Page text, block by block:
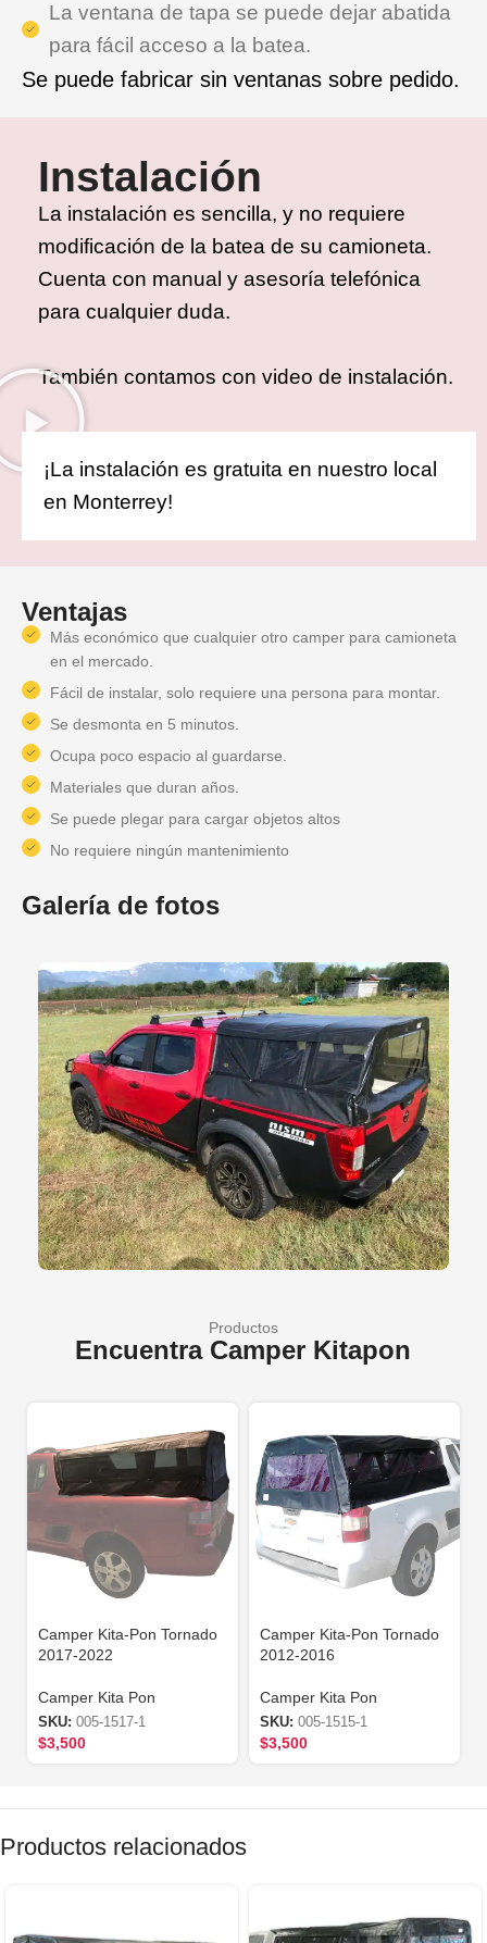
La ventana de tapa se puede dejar abatida
para fácil acceso a la batea.
Se puede fabricar sin ventanas sobre pedido.
Instalación
La instalación es sencilla, y no requiere
modificación de la batea de su camioneta.
Cuenta con manual y asesoría telefónica
para cualquier duda.
También contamos con video de instalación.
¡La instalación es gratuita en nuestro local
en Monterrey!
Ventajas
Más económico que cualquier otro camper para camioneta
en el mercado.
Fácil de instalar, solo requiere una persona para montar.
Se desmonta en 5 minutos.
Ocupa poco espacio al guardarse.
Materiales que duran años.
Se puede plegar para cargar objetos altos
No requiere ningún mantenimiento
Galería de fotos
Productos
Encuentra Camper Kitapon
Camper Kita-Pon Tornado
2017-2022
Camper Kita Pon
SKU: 005-1517-1
$3,500
Camper Kita-Pon Tornado
2012-2016
Camper Kita Pon
SKU: 005-1515-1
$3,500
Productos relacionados